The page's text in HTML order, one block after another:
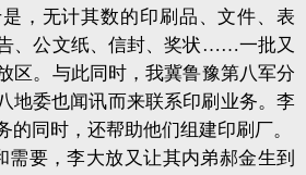
，无计其数的印刷品、文件、表
、公文纸、信封、奖状……一批又
区。与此同时，我冀鲁豫第八军分
地委也闻讯而来联系印刷业务。李
的同时，还帮助他们组建印刷厂。
需要，李大放又让其内弟郝金生到